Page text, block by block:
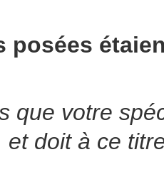
posées
que votre
et doit à ce